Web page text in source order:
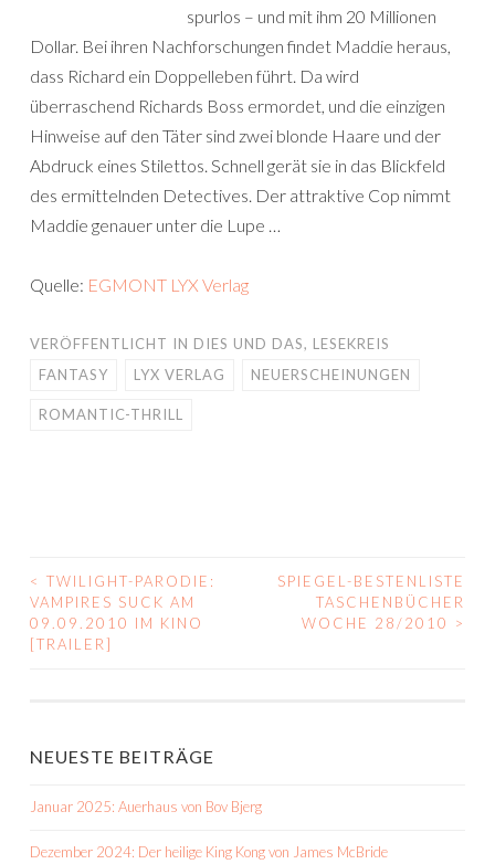
spurlos – und mit ihm 20 Millionen
Dollar. Bei ihren Nachforschungen findet Maddie heraus,
dass Richard ein Doppelleben führt. Da wird
überraschend Richards Boss ermordet, und die einzigen
Hinweise auf den Täter sind zwei blonde Haare und der
Abdruck eines Stilettos. Schnell gerät sie in das Blickfeld
des ermittelnden Detectives. Der attraktive Cop nimmt
Maddie genauer unter die Lupe …
Quelle: EGMONT LYX Verlag
VERÖFFENTLICHT IN DIES UND DAS, LESEKREIS
FANTASY
LYX VERLAG NEUERSCHEINUNGEN
ROMANTIC-THRILL
BEITRAGS-
NAVIGATION
< TWILIGHT-PARODIE:
VAMPIRES SUCK AM
09.09.2010 IM KINO
[TRAILER]
SPIEGEL-BESTENLISTE
TASCHENBÜCHER
WOCHE 28/2010
>
NEUESTE BEITRÄGE
Januar 2025: Auerhaus von Bov Bjerg
Dezember 2024: Der heilige King Kong von James McBride